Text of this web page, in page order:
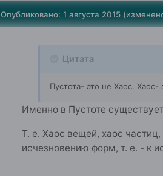
Опубликовано: 1 августа 2015
Цитата
Пустота- это не Хаос.
Именно в Пустоте
Т. е. Хаос вещей, хаос
исчезновению форм, т. е. - к